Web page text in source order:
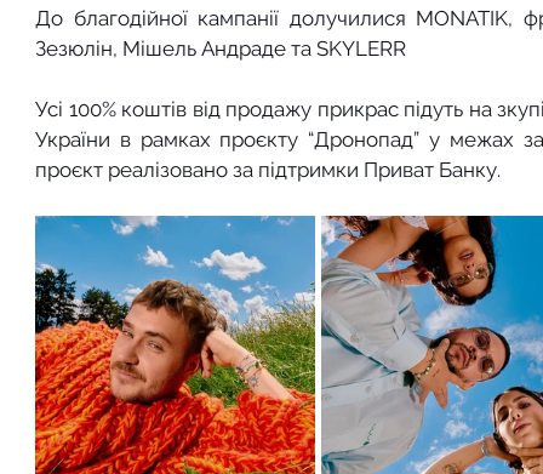
До благодійної кампанії долучилися
Зезюлін, Мішель Андраде та SKYLERR
Усі 100% коштів від продажу прикрас підуть на
України в рамках проєкту “Дронопад” у межах
проєкт реалізовано за підтримки Приват Банку.